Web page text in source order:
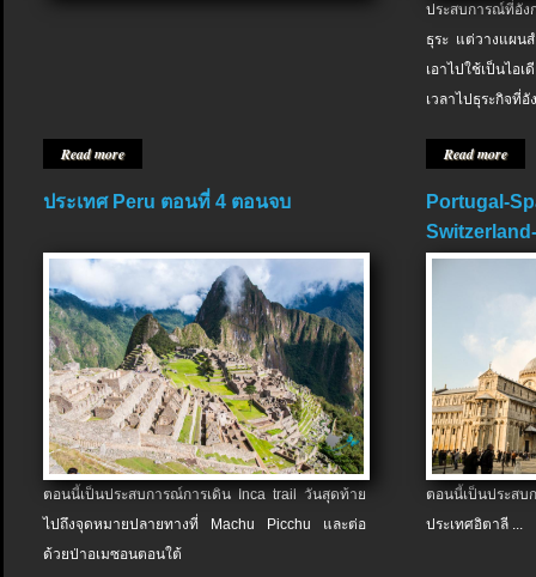
Read more
ประสบการณ์ที่อัง
ธุระ แต่วางแผน
เอาไปใช้เป็นไอ
เวลาไปธุระกิจที่อั
Read more
ประเทศ Peru ตอนที่ 4 ตอนจบ
ตอนนี้เป็นประสบการณ์การเดิน Inca trail วันสุดท้าย
ไปถึงจุดหมายปลายทางที่ Machu Picchu และต่อ
ด้วยป่าอเมซอนตอนใต้
Portugal-
ตอนนี้เป็นประส
ประเทศอิตาลี ...